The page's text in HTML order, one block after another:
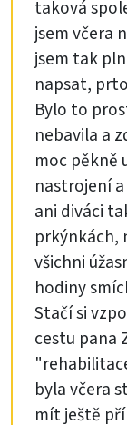
taková
jsem včera
jsem tak
napsat,
Bylo to
nebavila a
moc pěkně
nastrojení
ani diváci
prkýnkách,
všichni
hodiny
Stačí si
cestu pana
byla včera
mít ještě